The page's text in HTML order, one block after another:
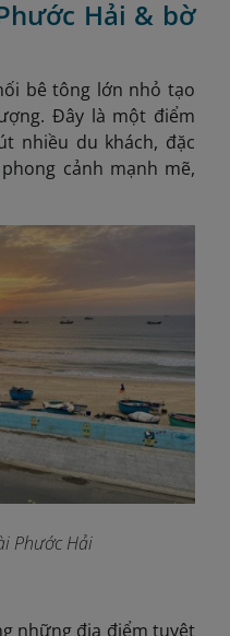
Hải & bờ
bê tông lớn nhỏ tạo
Đây là một điểm
nhiều du khách, đặc
cảnh mạnh mẽ,
Phước Hải
những địa điểm tuyệt